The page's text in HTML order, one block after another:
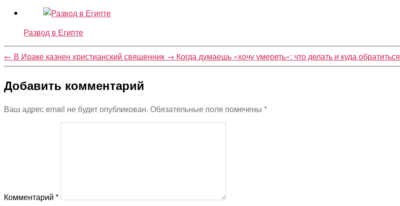
Развод в Египте
← В Ираке казнен христианский священник → Когда думаешь «хочу умереть»: что делать и куда обратиться
Добавить комментарий
Ваш адрес email не будет опубликован. Обязательные поля помечены *
Комментарий *